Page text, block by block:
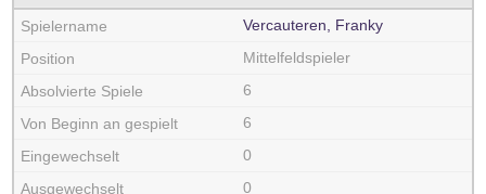
Vercauteren, Franky
Mittelfeldspieler
6
6
0
0